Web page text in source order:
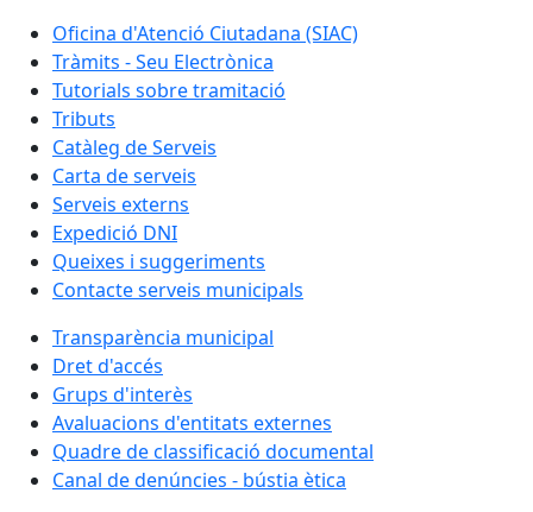
Oficina d'Atenció Ciutadana (SIAC)
Tràmits - Seu Electrònica
Tutorials sobre tramitació
Tributs
Catàleg de Serveis
Carta de serveis
Serveis externs
Expedició DNI
Queixes i suggeriments
Contacte serveis municipals
Transparència municipal
Dret d'accés
Grups d'interès
Avaluacions d'entitats externes
Quadre de classificació documental
Canal de denúncies - bústia ètica